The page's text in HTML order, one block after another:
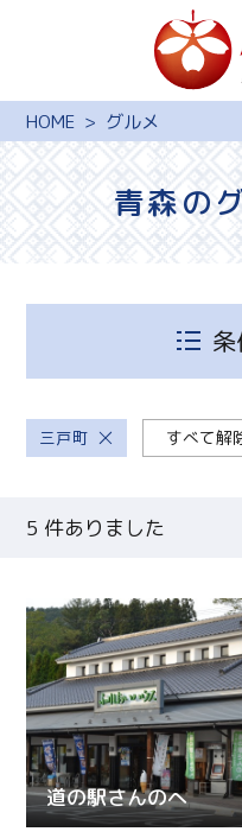
HOME グルメ
青森の
三戸町 すべて解
5 件ありました
道の駅さんのへ